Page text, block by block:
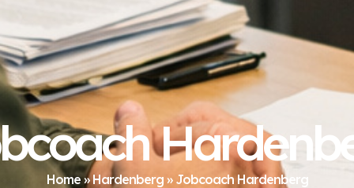
Home»Hardenberg» Jobcoach Hardenberg